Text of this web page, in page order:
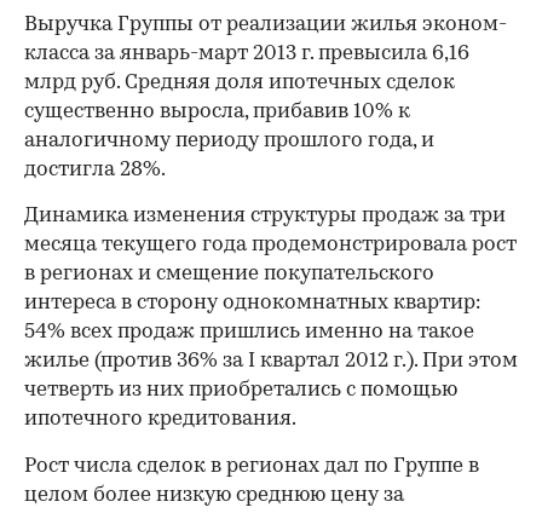
Выручка Группы от реализации жилья эконом-
класса за январь-март 2013 г. превысила 6,16
млрд руб. Средняя доля ипотечных сделок
существенно выросла, прибавив 10% к
аналогичному периоду прошлого года, и
достигла 28%.
Динамика изменения структуры продаж за три
месяца текущего года продемонстрировала рост
в регионах и смещение покупательского
интереса в сторону однокомнатных квартир:
54% всех продаж пришлись именно на такое
жилье (против 36% за I квартал 2012 г.). При этом
четверть из них приобретались с помощью
ипотечного кредитования.
Рост числа сделок в регионах дал по Группе в
целом более низкую среднюю цену за